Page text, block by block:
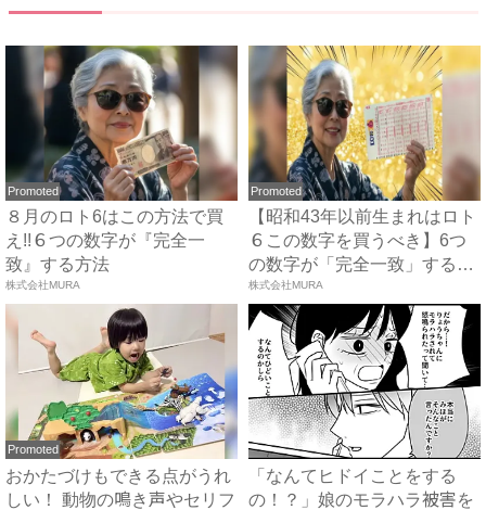
Promoted
８月のロト6はこの方法で買
え!!６つの数字が『完全一
致』する方法
株式会社MURA
Promoted
【昭和43年以前生まれはロト
６この数字を買うべき】6つ
の数字が「完全一致」する
方...
株式会社MURA
Promoted
おかたづけもできる点がうれ
しい！ 動物の鳴き声やセリフ
「なんてヒドイことをする
の！？」娘のモラハラ被害を